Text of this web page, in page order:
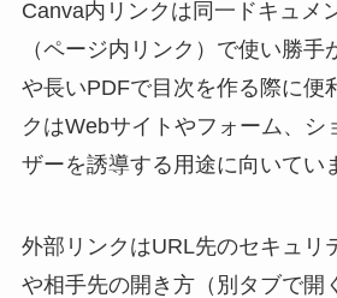
Canva内リンクは同一ドキュメ
（ページ内リンク）で使い勝手
や長いPDFで目次を作る際に便
クはWebサイトやフォーム、シ
ザーを誘導する用途に向いてい
外部リンクはURL先のセキュリ
や相手先の開き方（別タブで開